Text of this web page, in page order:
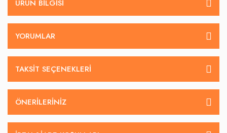
ÜRÜN BILGISI
YORUMLAR
TAKSIT SEÇENEKLERI
ÖNERILERINIZ